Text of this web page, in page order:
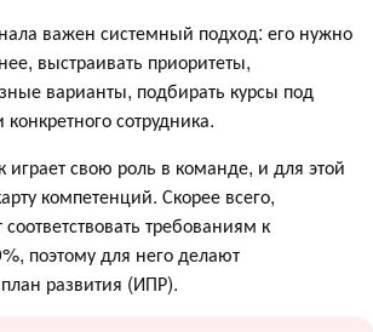
важен системный подход: его нужно
выстраивать приоритеты,
варианты, подбирать курсы под
сотрудника.
свою роль в команде, и для этой
компетенций. Скорее всего,
требованиям к
поэтому для него делают
развития (ИПР).